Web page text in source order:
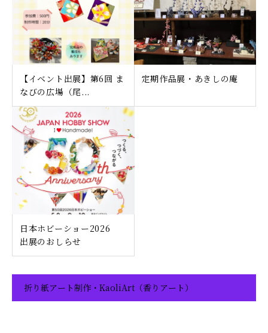
【イベント出展】第6回 ま
なびの広場（尾...
定期作品展・あきしの庵
日本ホビーショー2026
出展のおしらせ
折り紙アート制作・KaoliArt（香りアート）